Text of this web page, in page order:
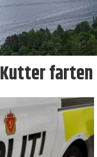
Kutter farten